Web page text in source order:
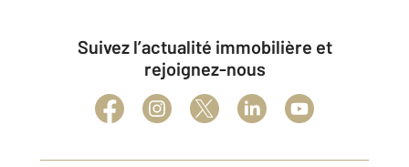
Suivez l’actualité immobilière et
rejoignez-nous